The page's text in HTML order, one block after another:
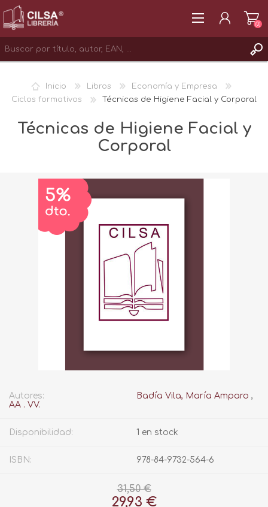
INICIAR SESIÓN
(0)
Inicio Libros
Economía y Empresa
Ciclos formativos
Técnicas de Higiene Facial y Corporal
Técnicas de Higiene Facial y
Corporal
Autores: Badía Vila, María Amparo ,
AA . VV.
Disponibilidad: 1 en stock
ISBN: 978-84-9732-564-6
31,50 €
29,93 €